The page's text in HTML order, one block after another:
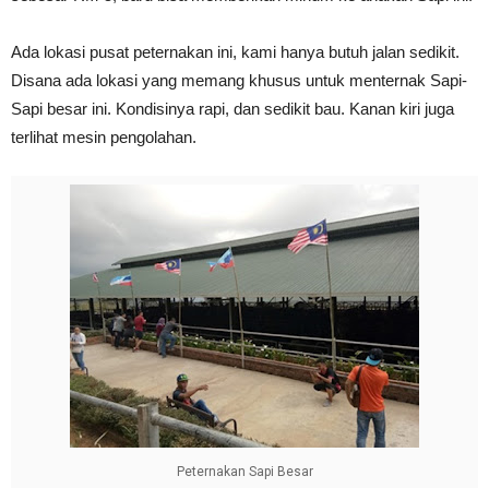
Ada lokasi pusat peternakan ini, kami hanya butuh jalan sedikit.
Disana ada lokasi yang memang khusus untuk menternak Sapi-
Sapi besar ini. Kondisinya rapi, dan sedikit bau. Kanan kiri juga
terlihat mesin pengolahan.
Peternakan Sapi Besar